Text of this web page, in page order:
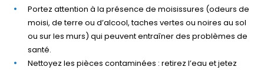
Portez attention à la présence de moisissures (odeurs de
moisi, de terre ou d’alcool, taches vertes ou noires au sol
ou sur les murs) qui peuvent entraîner des problèmes de
santé.
Nettoyez les pièces contaminées : retirez l’eau et jetez